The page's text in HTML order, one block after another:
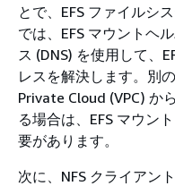
とで、EFS ファイルシ
では、EFS マウントヘ
ス (DNS) を使用して、
レスを解決します。別
Private Cloud (VPC) か
る場合は、EFS マウン
要があります。
次に、NFS クライアン